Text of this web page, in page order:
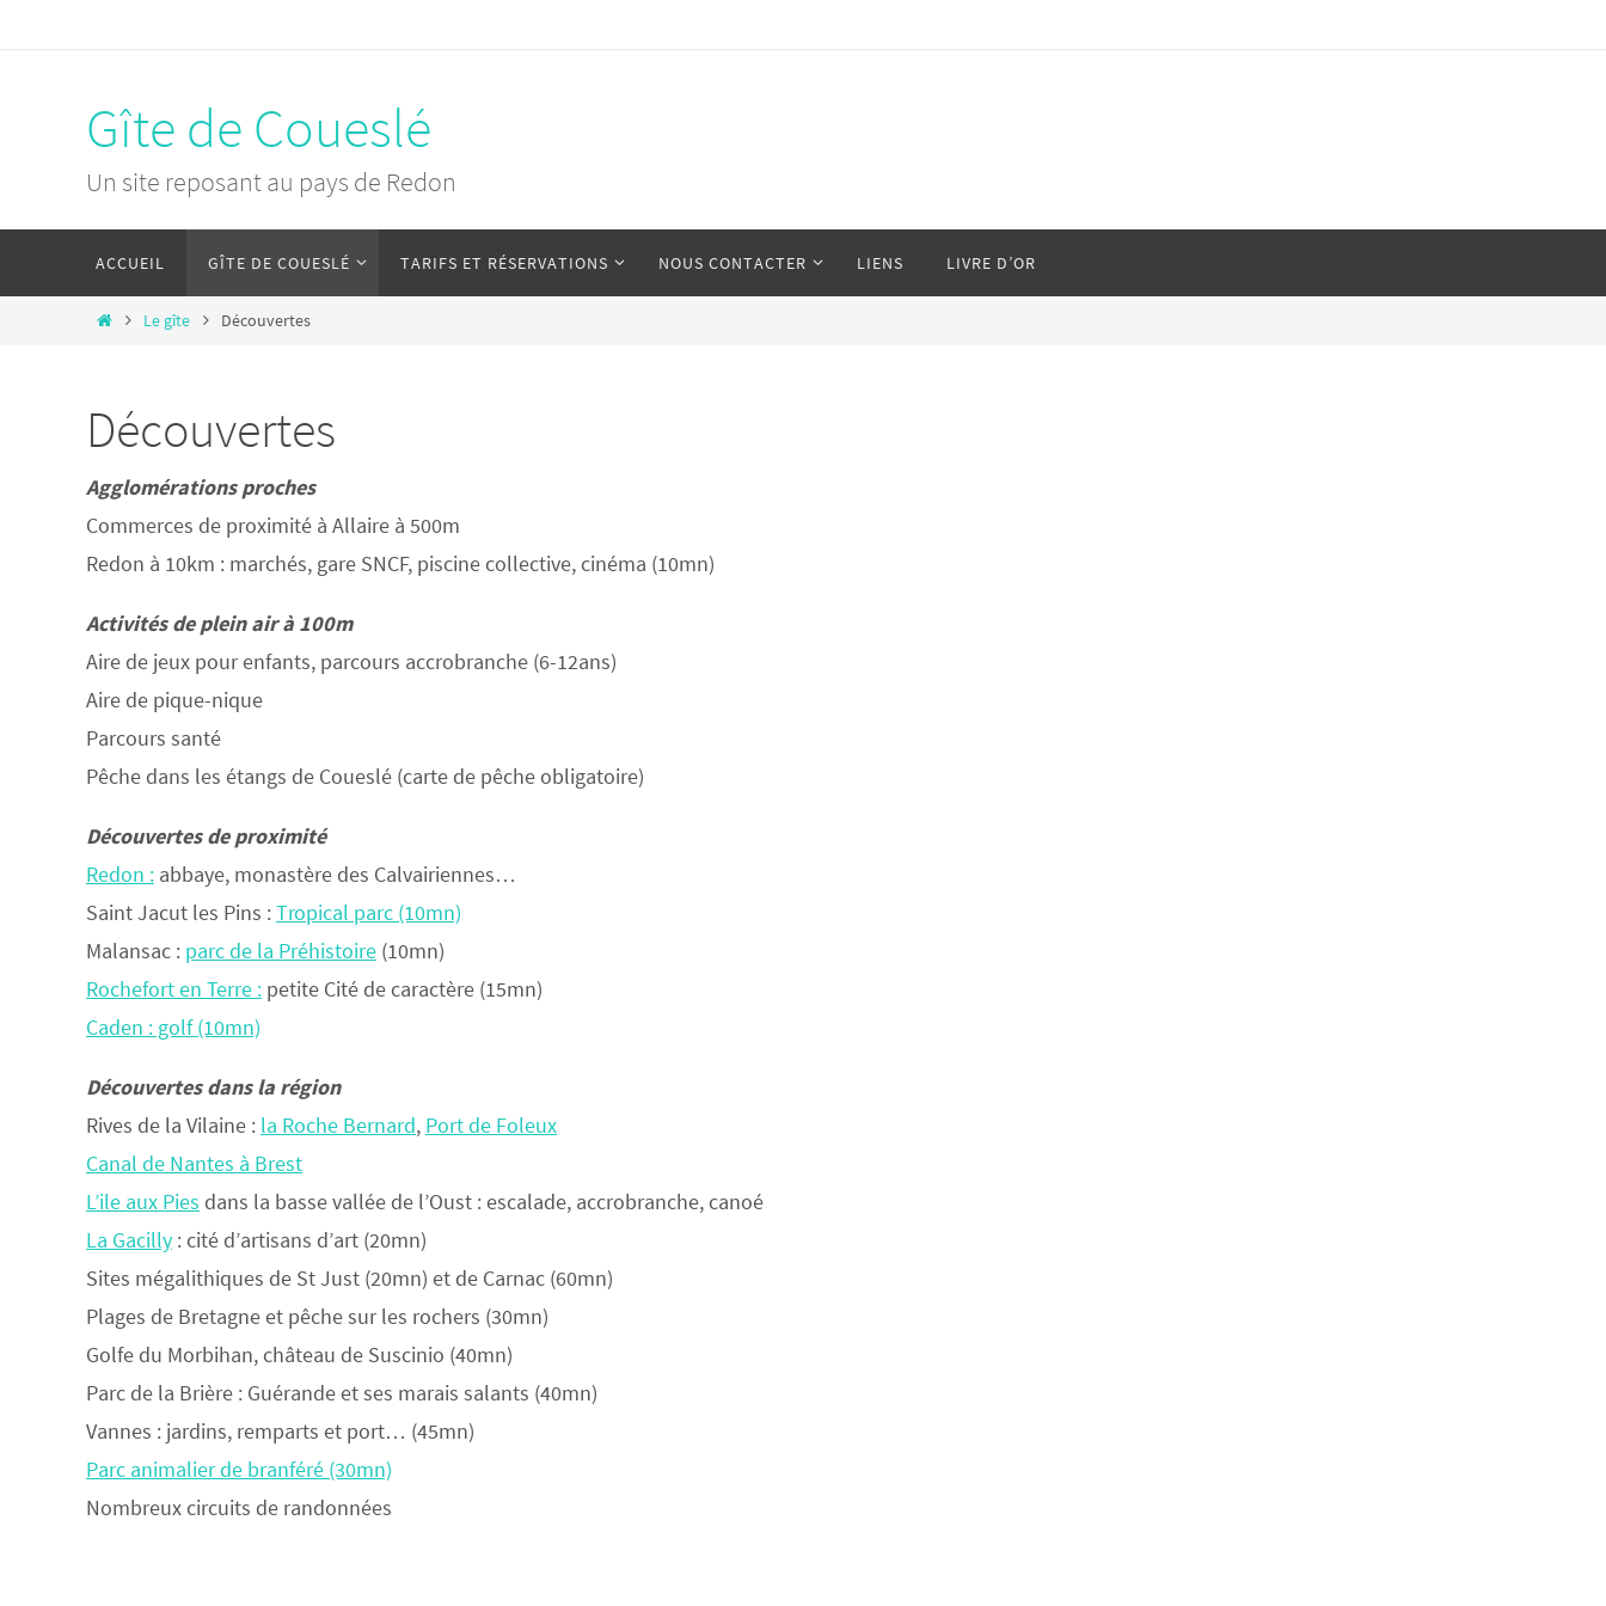
Gîte de Coueslé
Un site reposant au pays de Redon
le
ACCUEIL GÎTE DE COUESLÉ TARIFS ET RÉSERVATIONS NOUS CONTACTER LIENS LIVRE D’OR
HomeLe gîte Découvertes
Découvertes
Agglomérations proches
Commerces de proximité à Allaire à 500m
Redon à 10km : marchés, gare SNCF, piscine collective, cinéma (10mn)
Activités de plein air à 100m
Aire de jeux pour enfants, parcours accrobranche (6-12ans)
Aire de pique-nique
Parcours santé
Pêche dans les étangs de Coueslé (carte de pêche obligatoire)
Découvertes de proximité
Redon : abbaye, monastère des Calvairiennes…
Saint Jacut les Pins :Tropical parc (10mn)
Malansac : parc de la Préhistoire (10mn)
Rochefort en Terre : petite Cité de caractère (15mn)
Caden : golf (10mn)
Découvertes dans la région
Rives de la Vilaine : la Roche Bernard, Port de Foleux
Canal de Nantes à Brest
L’ile aux Pies dans la basse vallée de l’Oust : escalade, accrobranche, canoé
La Gacilly : cité d’artisans d’art (20mn)
Sites mégalithiques de St Just (20mn) et de Carnac (60mn)
Plages de Bretagne et pêche sur les rochers (30mn)
Golfe du Morbihan, château de Suscinio (40mn)
Parc de la Brière : Guérande et ses marais salants (40mn)
Vannes : jardins, remparts et port… (45mn)
Parc animalier de branféré (30mn)
Nombreux circuits de randonnées